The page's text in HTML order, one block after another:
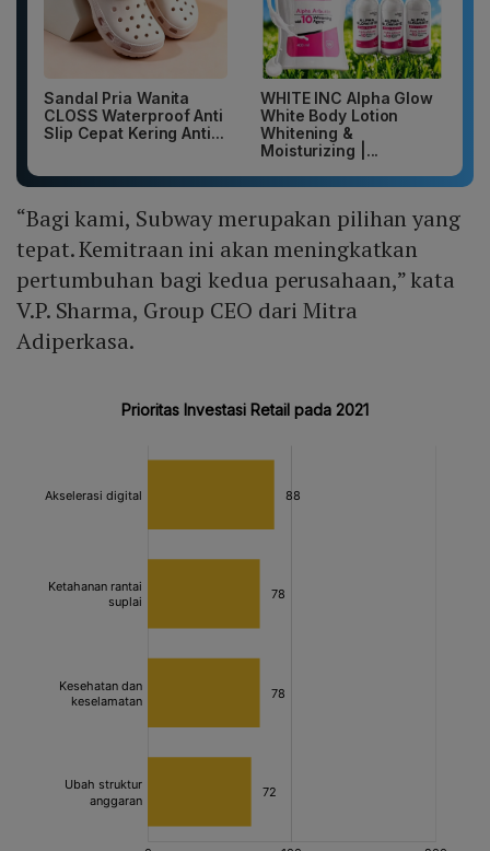
Sandal Pria Wanita
CLOSS Waterproof Anti
Slip Cepat Kering Anti...
WHITE INC Alpha Glow
White Body Lotion
Whitening &
Moisturizing |...
“Bagi kami, Subway merupakan pilihan yang
tepat. Kemitraan ini akan meningkatkan
pertumbuhan bagi kedua perusahaan,” kata
V.P. Sharma, Group CEO dari Mitra
Adiperkasa.